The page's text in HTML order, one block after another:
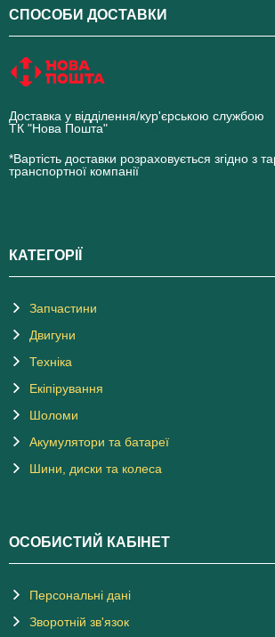
СПОСОБИ ДОСТАВКИ
Доставка у відділення/кур'єрською службою
ТК "Нова Пошта"
*Вартість доставки розраховується згідно з
транспортної компанії
КАТЕГОРІЇ
Запчастини
Двигуни
Техніка
Екіпірування
Шоломи
Акумулятори та батареї
Шини, диски та колеса
ОСОБИСТИЙ КАБІНЕТ
Персональні дані
Зворотній зв'язок